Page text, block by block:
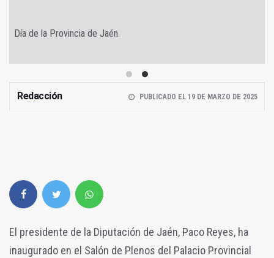
Día de la Provincia de Jaén.
Redacción PUBLICADO EL 19 DE MARZO DE 2025
El presidente de la Diputación de Jaén, Paco Reyes, ha
inaugurado en el Salón de Plenos del Palacio Provincial